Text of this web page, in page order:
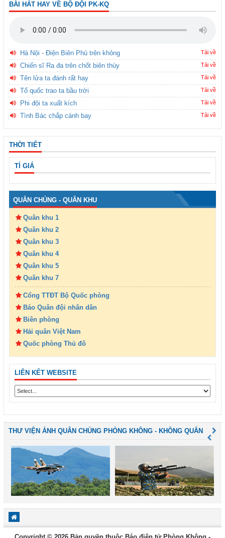
BÀI HÁT HAY VỀ BỘ ĐỘI PK-KQ
Hà Nội - Điện Biên Phủ trên không Tải về
Chiến sĩ Ra đa trên chốt biên thùy Tải về
Tên lửa ta đánh rất hay Tải về
Tổ quốc trao ta bầu trời Tải về
Phi đội ta xuất kích Tải về
Tình Bác chắp cánh bay Tải về
THỜI TIẾT
TỈ GIÁ
QUÂN CHỦNG - QUÂN KHU
Quân khu 1
Quân khu 2
Quân khu 3
Quân khu 4
Quân khu 5
Quân khu 7
Cổng TTĐT Bộ Quốc phòng
Báo Quân đội nhân dân
Biên phòng
Hải quân Việt Nam
Quốc phòng Thủ đô
LIÊN KẾT WEBSITE
THƯ VIỆN ẢNH QUÂN CHỦNG PHÒNG KHÔNG - KHÔNG QUÂN